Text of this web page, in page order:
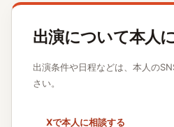
出演について本人
出演条件や日程などは、本人の
さい。
Xで本人に相談する